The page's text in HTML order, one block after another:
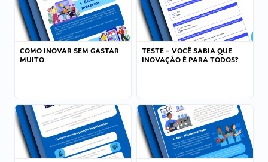
COMO INOVAR SEM GASTAR
MUITO
TESTE – VOCÊ SABIA QUE
INOVAÇÃO É PARA TODOS?